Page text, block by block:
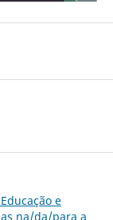
e
na/da/para a